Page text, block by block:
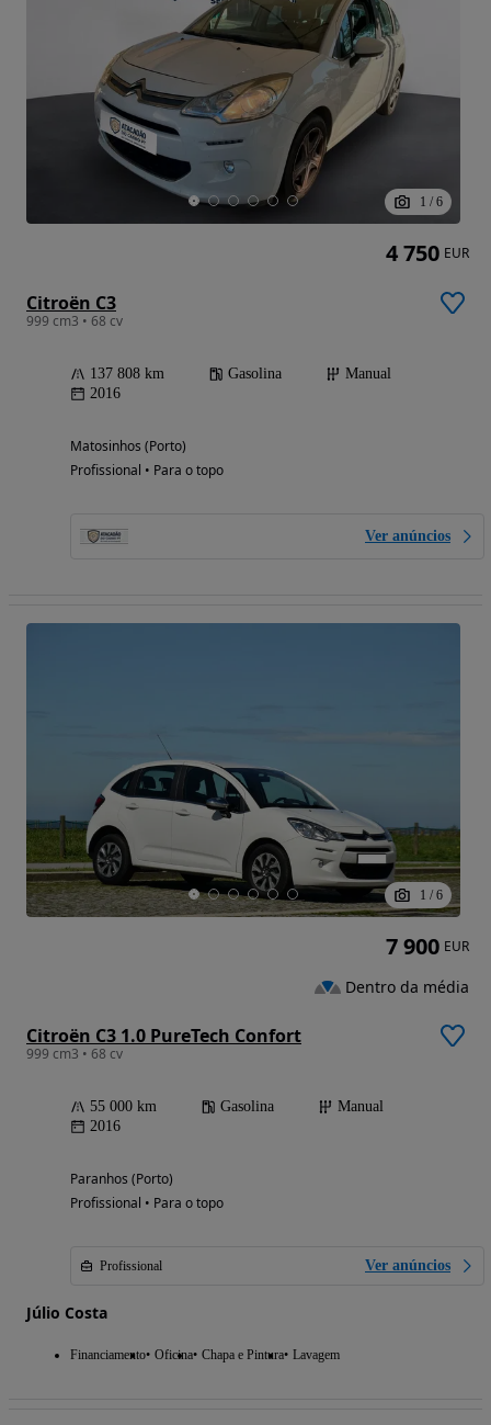
1 / 6
Citroën C3
999 cm3 • 68 cv
137 808 km Gasolina
Manual
2016
Matosinhos (Porto)
Profissional • Para o topo
Ver anúncios
4 750 EUR
1 / 6
Citroën C3 1.0 PureTech Confort
999 cm3 • 68 cv
55 000 km Gasolina
Manual
2016
Paranhos (Porto)
Profissional • Para o topo
Profissional Ver anúncios
Júlio Costa
Financiamento Oficina Chapa e Pintura Lavagem
7 900 EUR
Dentro da média